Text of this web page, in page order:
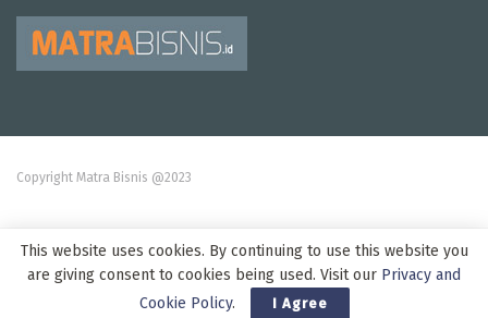
Copyright Matra Bisnis @2023
This website uses cookies. By continuing to use this website you
are giving consent to cookies being used. Visit our Privacy and
Cookie Policy. I Agree